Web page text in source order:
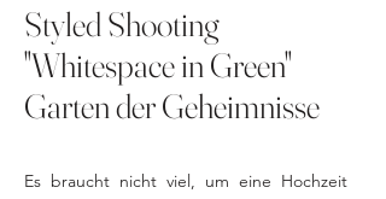
Styled Shooting
"Whitespace in Green"
Garten der Geheimnisse
Es braucht nicht viel, um eine Hochzeit